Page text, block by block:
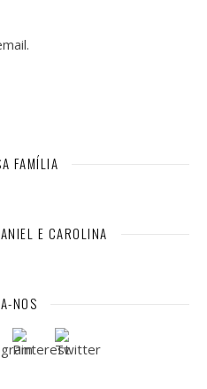
FAMÍLIA
E CAROLINA
NOS